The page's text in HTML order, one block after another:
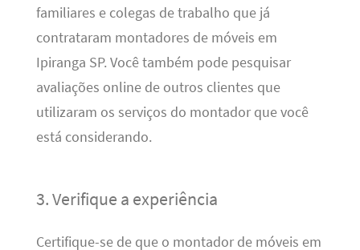
familiares e colegas de trabalho que já
contrataram montadores de móveis em
Ipiranga SP. Você também pode pesquisar
avaliações online de outros clientes que
utilizaram os serviços do montador que você
está considerando.
3. Verifique a experiência
Certifique-se de que o montador de móveis em